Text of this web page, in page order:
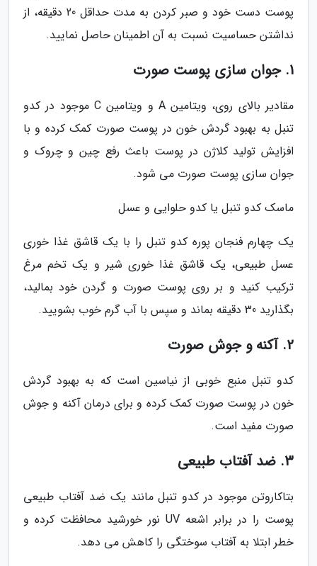
پوست دست خود و صبر کردن به مدت حداقل 20 دقیقه، از
نداشتن حساسیت نسبت به آن اطمینان حاصل نمایید.
1. جوان سازی پوست صورت
مقادیر بالای روی، ویتامین A و ویتامین C موجود در کدو
تنبل به بهبود گردش خون در پوست صورت کمک کرده و با
افزایش تولید کلاژن در پوست باعث رفع چین و چروک و
جوان سازی پوست صورت می شود.
ماسک کدو تنبل یا کدو حلوایی و عسل
یک چهارم فنجان پوره کدو تنبل را با یک قاشق غذا خوری
عسل طبیعی، یک قاشق غذا خوری شیر و یک تخم مرغ
ترکیب کنید و بر روی پوست صورت و گردن خود بمالید،
بگذارید 30 دقیقه بماند و سپس با آب گرم خوب بشویید.
2. آکنه و جوش صورت
کدو تنبل منبع خوبی از نیاسین است که به بهبود گردش
خون در پوست صورت کمک کرده و برای درمان آکنه و جوش
صورت مفید است.
3. ضد آفتاب طبیعی
بتاکاروتن موجود در کدو تنبل مانند یک ضد آفتاب طبیعی
پوست را در برابر اشعه UV نور خورشید محافظت کرده و
خطر ابتلا به آفتاب سوختگی را کاهش می دهد.